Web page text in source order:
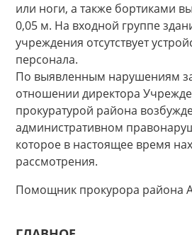
или ноги, а также бортиками
0,05 м. На входной группе
учреждения отсутствует
персонала.
По выявленным нарушениям
отношении директора
прокуратурой района
административном
которое в настоящее время
рассмотрения.
Помощник прокурора района